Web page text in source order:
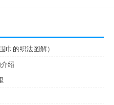
巾的织法图解）
绍